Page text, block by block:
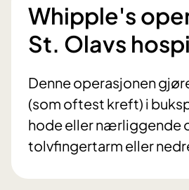
Whipple's
St. Olavs
Denne operasjonen
(som oftest kreft) i
hode eller nærliggende
tolvfingertarm eller